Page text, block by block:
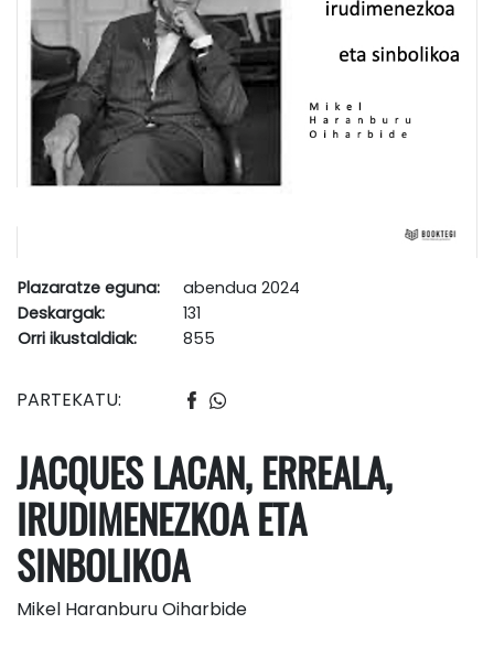
Plazaratze eguna:
abendua 2024
Deskargak:
131
Orri ikustaldiak:
855
PARTEKATU:
JACQUES LACAN, ERREALA,
IRUDIMENEZKOA ETA
SINBOLIKOA
Mikel Haranburu Oiharbide